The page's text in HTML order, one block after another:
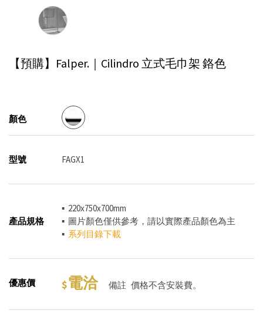
【預購】Falper.｜Cilindro 立式毛巾架 鉻色
顏色
型號 FAGX1
產品規格
▪ 220x750x700mm
▪ 圖片顏色僅供參考，請以實際產品顏色為主
▪ 系列目錄下載
優惠價 電洽 備註 價格不含安裝費。